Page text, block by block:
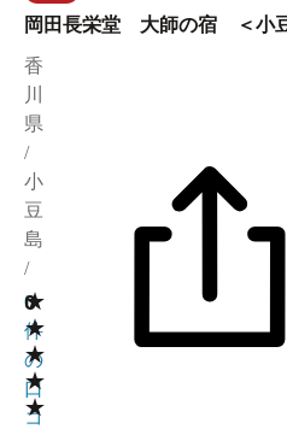
岡田長栄堂 大師の宿 ＜小
香
川
県
/
小
豆
島
/
★
★
★
★
★
0
0
件
の
口
コ